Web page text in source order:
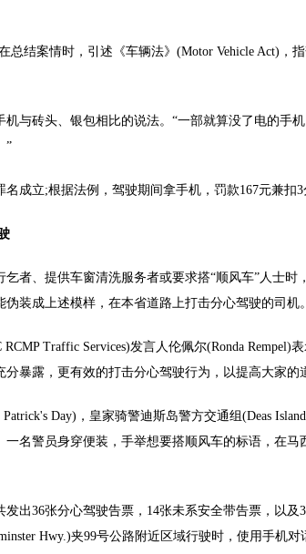
结案情时，引述《车辆法》(Motor Vehicle Act)，
砖头、银包相比的说法。“一部就算没了电的手
”
立;根据法例，驾驶期间拿手机，罚款167元兼扣3
、提供车窗清洗服务者或要求搭“顺风车”人士时
装成上述模样，在本省道路上打击分心驾驶的司机。
Traffic Services)发言人伦佩尔(Ronda Rempel)
暴露，更有效的打击分心驾驶行为，以提高大家的
Day)，皇家骑警迪斯岛警方交通组(Deas
名警员身穿便装，手举想要搭顺风车的标语，在马
36张分心驾驶告票，14张未系安全带告票，以及
Hwy.)夹99号公路附近区域行驶时，使用手机对